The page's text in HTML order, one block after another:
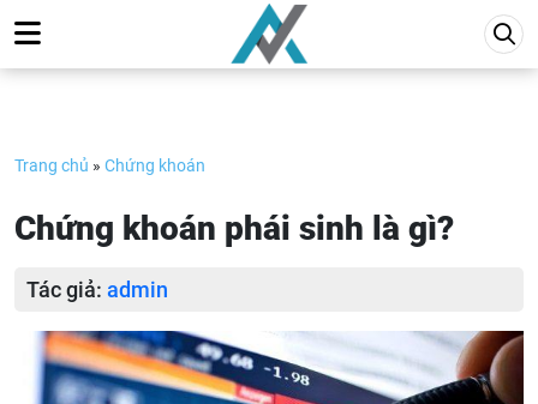
to
content
Trang chủ » Chứng khoán
Chứng khoán phái sinh là gì?
Tác giả: admin